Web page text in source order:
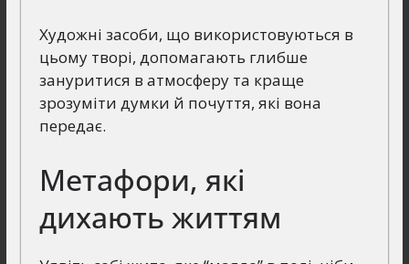
Художні засоби, що використовуються в
цьому творі, допомагають глибше
зануритися в атмосферу та краще
зрозуміти думки й почуття, які вона
передає.
Метафори, які
дихають життям